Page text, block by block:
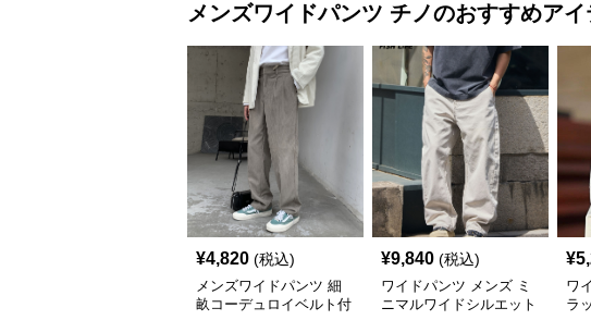
メンズワイドパンツ チノのおすすめアイ
¥4,820 (税込)
メンズワイドパンツ 細
畝コーデュロイベルト付
¥9,840 (税込)
ワイドパンツ メンズ ミ
ニマルワイドシルエット
¥
ワ
ラ